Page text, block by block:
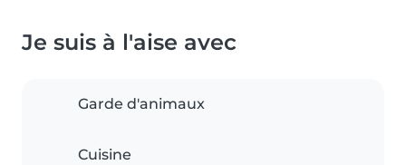
Je suis à l'aise avec
Garde d'animaux
Cuisine